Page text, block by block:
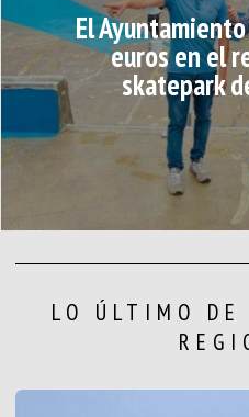
El
euros en el
skatepark
LO ÚLTIMO DE